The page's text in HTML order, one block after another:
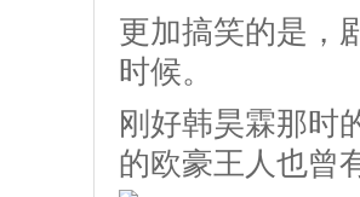
更加搞笑的是，
时候。
刚好韩昊霖那时
的欧豪王人也曾